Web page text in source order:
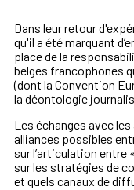
Dans leur retour
qu'il a été marquant
place de la
belges francophones
(dont la Convention
la déontologie
Les échanges avec
alliances possibles
sur l’articulation
sur les stratégies de
et quels canaux de